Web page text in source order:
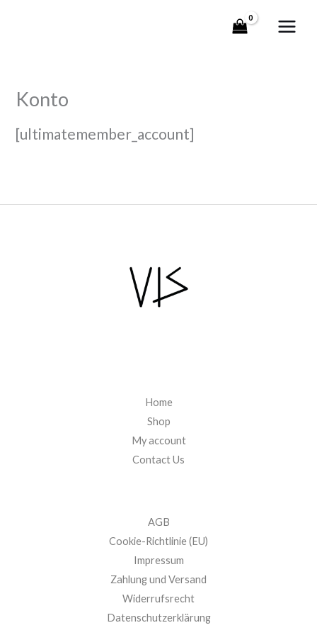
Konto
[ultimatemember_account]
Home
Shop
My account
Contact Us
AGB
Cookie-Richtlinie (EU)
Impressum
Zahlung und Versand
Widerrufsrecht
Datenschutzerklärung